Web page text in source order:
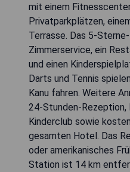
mit einem
Privatparkplätzen,
Terrasse. Das 5-
Zimmerservice, ein
und einen
Darts und Tennis
Kanu fahren. Weitere
24-Stunden-Rezeption,
Kinderclub sowie
gesamten Hotel. Das
oder amerikanisches
Station ist 14 km